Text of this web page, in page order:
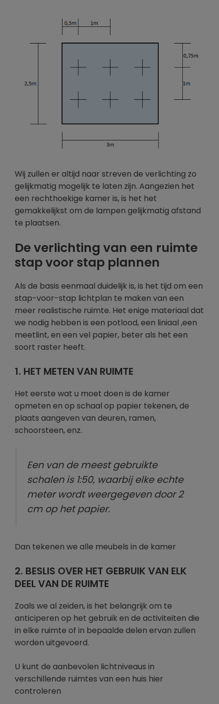
Wij zullen er altijd naar streven de verlichting zo
gelijkmatig mogelijk te laten zijn. Aangezien het
een rechthoekige kamer is, is het het
gemakkelijkst om de lampen gelijkmatig afstand
te plaatsen.
De verlichting van een ruimte
stap voor stap plannen
Als de basis eenmaal duidelijk is, is het tijd om een
stap-voor-stap lichtplan te maken van een
meer realistische ruimte. Het enige materiaal dat
we nodig hebben is een potlood, een liniaal ,een
meetlint, en een vel papier, beter als het een
soort raster heeft.
1. HET METEN VAN RUIMTE
Het eerste wat u moet doen is de kamer
opmeten en op schaal op papier tekenen, de
plaats aangeven van deuren, ramen,
schoorsteen, enz.
Een van de meest gebruikte
schalen is 1:50, waarbij elke echte
meter wordt weergegeven door 2
cm op het papier.
Dan tekenen we alle meubels in de kamer
2. BESLIS OVER HET GEBRUIK VAN ELK
DEEL VAN DE RUIMTE
Zoals we al zeiden, is het belangrijk om te
anticiperen op het gebruik en de activiteiten die
in elke ruimte of in bepaalde delen ervan zullen
worden uitgevoerd.
U kunt de aanbevolen lichtniveaus in
verschillende ruimtes van een huis hier
controleren